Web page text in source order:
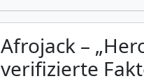
Afrojack –
verifizierte